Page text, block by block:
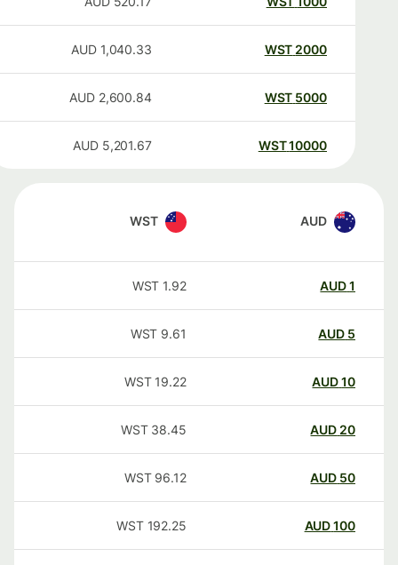
2000
WST
1,040.33
AUD
5000
WST
2,600.84
AUD
10000
WST
5,201.67
AUD
AUD
WST
AUD
1.92
WST
AUD
9.61
WST
AUD
19.22
WST
20
AUD
38.45
WST
50
AUD
96.12
WST
100
AUD
192.25
WST